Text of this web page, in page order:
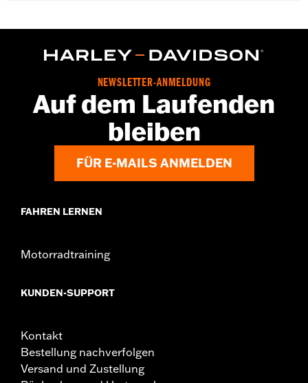
Installationsanleitung
5 verchromte Schrauben, die nach
Werksspezifikationen hergestellt wurden, um Passung und
Leistung zu gewährleisten
NEWSLETTER-ANMELDUNG
Auf dem Laufenden
bleiben
FÜR E-MAILS ANMELDEN
FAHREN LERNEN
Motorradtraining
KUNDEN-SUPPORT
Kontakt
Bestellung nachverfolgen
Versand und Zustellung